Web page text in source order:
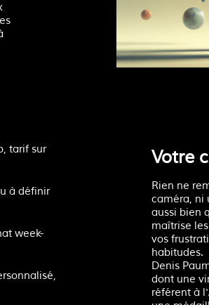
tarif sur
à définir
week-
Votre
Rien ne
caméra, ni
aussi bien
maîtrise
vos
habitudes.
Denis
dont une
référent à